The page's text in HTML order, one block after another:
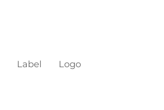
Label Logo